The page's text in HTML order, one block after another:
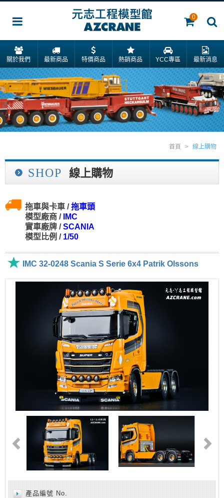
0
關於我們 最新商品 特價商品 熱銷商品 YCC專區 最新消息
SHOP 線上購物
首頁 > 線上購物
拖車與卡車 /拖車頭
模型廠商 / IMC
實車廠牌 /SCANIA
模型比例 / 1/50
IMC 32-0248 Scania S Serie 6x4 Patrik Olssons
產品編號 No.